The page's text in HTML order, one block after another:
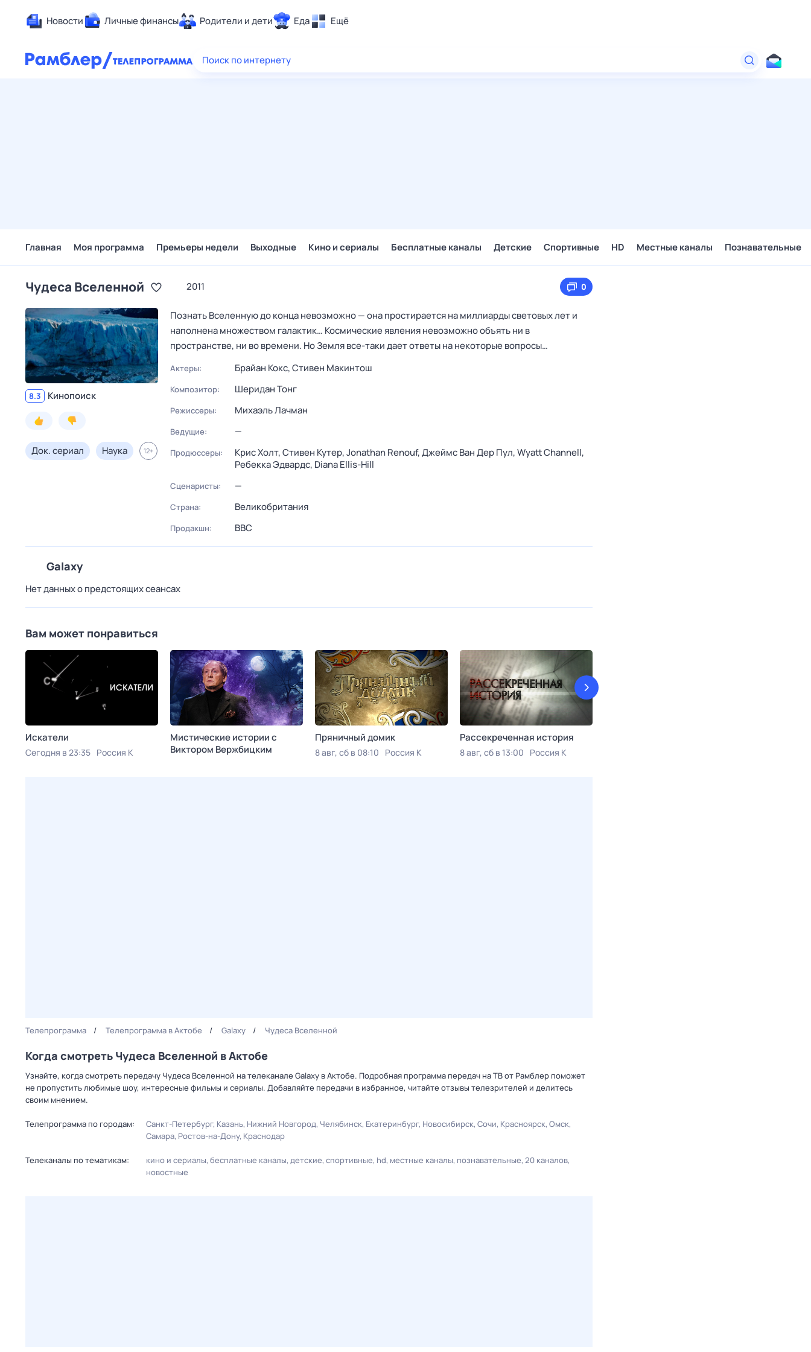
Новости Личные финансы Родители и дети Еда Ещё
Здоровье
Поиск по интернету
Главная Моя программа Премьеры недели Выходные Кино и сериалы Бесплатные каналы Детские Спортивные HD Местные каналы Познавательные
Чудеса Вселенной 2011 0
8.3 Кинопоиск
Док. сериал Наука 12+
Познать Вселенную до конца невозможно — она простирается на миллиарды световых лет и
наполнена множеством галактик… Космические явления невозможно объять ни в
пространстве, ни во времени. Но Земля все-таки дает ответы на некоторые вопросы…
Актеры: Брайан Кокс,Стивен Макинтош
Композитор: Шеридан Тонг
Режиссеры: Михаэль Лачман
Ведущие: —
Продюссеры: Крис Холт,Стивен Кутер,Jonathan Renouf,Джеймс Ван Дер Пул,Wyatt Channell,
Ребекка Эдвардс, Diana Ellis-Hill
Сценаристы: —
Страна: Великобритания
Продакшн: BBC
Galaxy
Нет данных о предстоящих сеансах
Вам может понравиться
Искатели
Сегодня в 23:35 Россия К
Мистические истории с
Виктoром Bержбицким
Пряничный домик
8 авг, сб в 08:10 Россия К
Рассекреченная история
8 авг, сб в 13:00 Россия К
Телепрограмма Телепрограмма в Актобе Galaxy Чудеса Вселенной
Когда смотреть Чудеса Вселенной в Актобе
Узнайте, когда смотреть передачу Чудеса Вселенной на телеканале Galaxy в Актобе. Подробная программа передач на ТВ от Рамблер поможет
не пропустить любимые шоу, интересные фильмы и сериалы. Добавляйте передачи в избранное, читайте отзывы телезрителей и делитесь
своим мнением.
Телепрограмма по городам: Санкт-Петербург Казань Нижний Новгород Челябинск Екатеринбург Новосибирск Сочи Красноярск Омск
Самара Ростов-на-Дону Краснодар
Телеканалы по тематикам: кино и сериалы бесплатные каналы детские спортивные hd местные каналы познавательные 20 каналов
новостные